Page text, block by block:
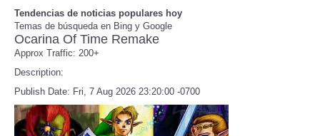
Tendencias de noticias populares hoy
Temas de búsqueda en Bing y Google
Ocarina Of Time Remake
Approx Traffic: 200+
Description:
Publish Date: Fri, 7 Aug 2026 23:20:00 -0700